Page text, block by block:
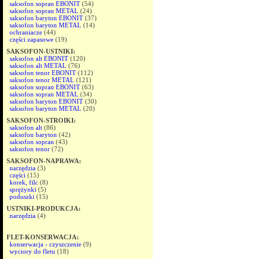
saksofon sopran EBONIT (54)
saksofon sopran METAL (24)
saksofon baryton EBONIT (37)
saksofon baryton METAL (14)
ochraniacze (44)
części zapasowe (19)
SAKSOFON-USTNIKI:
saksofon alt EBONIT (120)
saksofon alt METAL (76)
saksofon tenor EBONIT (112)
saksofon tenor METAL (121)
saksofon sopran EBONIT (63)
saksofon sopran METAL (34)
saksofon baryton EBONIT (30)
saksofon baryton METAL (20)
SAKSOFON-STROIKI:
saksofon alt (86)
saksofon baryton (42)
saksofon sopran (43)
saksofon tenor (72)
SAKSOFON-NAPRAWA:
narzędzia (3)
części (15)
korek, filc (8)
sprężynki (5)
poduszki (15)
USTNIKI-PRODUKCJA:
narzędzia (4)
FLET-KONSERWACJA:
konserwacja - czyszczenie (9)
wyciory do fletu (18)